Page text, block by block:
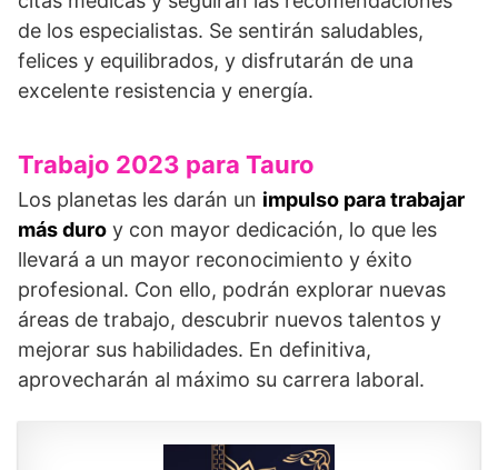
de los especialistas. Se sentirán saludables,
felices y equilibrados, y disfrutarán de una
excelente resistencia y energía.
Trabajo 2023 para Tauro
Los planetas les darán un impulso para trabajar
más duro y con mayor dedicación, lo que les
llevará a un mayor reconocimiento y éxito
profesional. Con ello, podrán explorar nuevas
áreas de trabajo, descubrir nuevos talentos y
mejorar sus habilidades. En definitiva,
aprovecharán al máximo su carrera laboral.